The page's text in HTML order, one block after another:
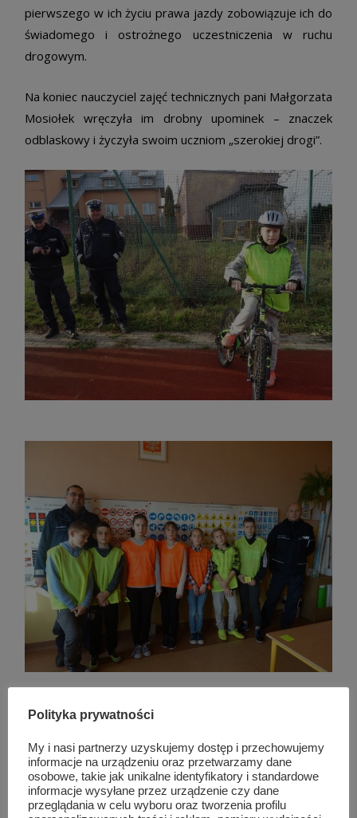
pierwszego w ich życiu prawa jazdy zobowiązuje ich do
świadomego i ostrożnego uczestniczenia w ruchu
drogowym.
Na koniec nauczyciel zajęć technicznych pani Małgorzata
Mosiołek wręczyła im drobny upominek – znaczek
odblaskowy i życzyła swoim uczniom „szerokiej drogi”.
Podobne wpisy
Polityka prywatności
My i nasi partnerzy uzyskujemy dostęp i przechowujemy
informacje na urządzeniu oraz przetwarzamy dane
osobowe, takie jak unikalne identyfikatory i standardowe
informacje wysyłane przez urządzenie czy dane
przeglądania w celu wyboru oraz tworzenia profilu